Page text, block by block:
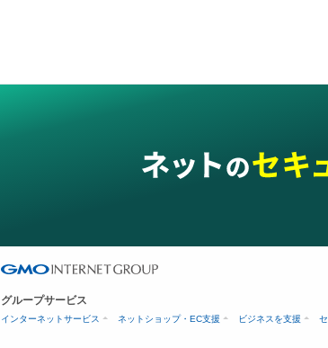
グループサービス
インターネットサービス ネットショップ・EC支援 ビジネスを支援